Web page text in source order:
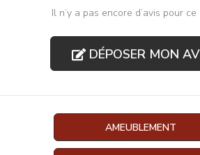
Il n’y a pas encore d’avis pour
DÉPOSER MON
AMEUBLEMENT